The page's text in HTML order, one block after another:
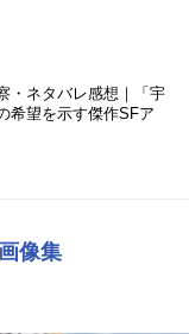
・ネタバレ感想｜「宇
希望を示す傑作SFア
像集